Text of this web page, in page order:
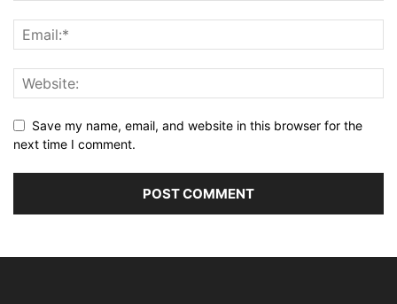
Save my name, email, and website in this browser for the
next time I comment.